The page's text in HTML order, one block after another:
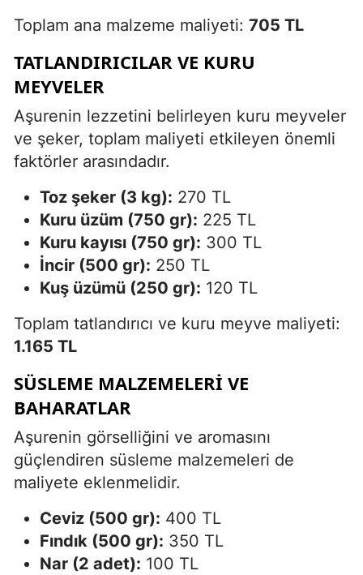
Toplam ana malzeme maliyeti: 705 TL
TATLANDIRICILAR VE KURU
MEYVELER
Aşurenin lezzetini belirleyen kuru meyveler
ve şeker, toplam maliyeti etkileyen önemli
faktörler arasındadır.
Toz şeker (3 kg): 270 TL
Kuru üzüm (750 gr): 225 TL
Kuru kayısı (750 gr): 300 TL
İncir (500 gr): 250 TL
Kuş üzümü (250 gr): 120 TL
Toplam tatlandırıcı ve kuru meyve maliyeti:
1.165 TL
SÜSLEME MALZEMELERI VE
BAHARATLAR
Aşurenin görselliğini ve aromasını
güçlendiren süsleme malzemeleri de
maliyete eklenmelidir.
Ceviz (500 gr): 400 TL
Fındık (500 gr): 350 TL
Nar (2 adet): 100 TL